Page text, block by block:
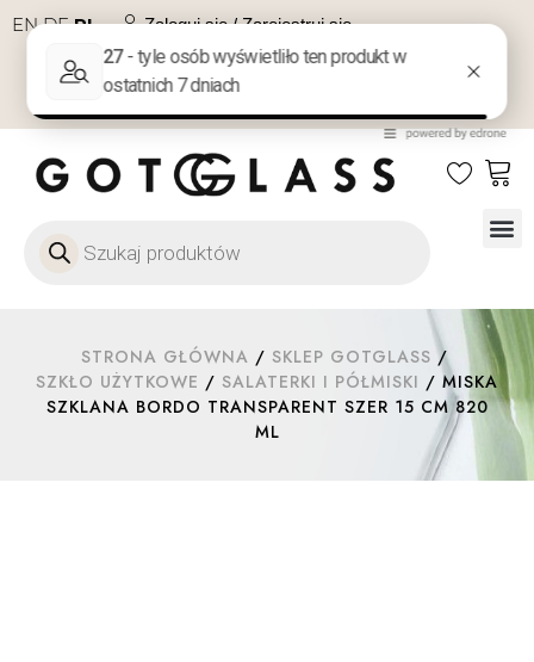
EN DE PL Zaloguj się / Zarejestruj się
NA PREZENT
STRONA GŁÓWNA / SKLEP GOTGLASS /
SZKŁO UŻYTKOWE / SALATERKI I PÓŁMISKI / MISKA
SZKLANA BORDO TRANSPARENT SZER 15 CM 820
ML